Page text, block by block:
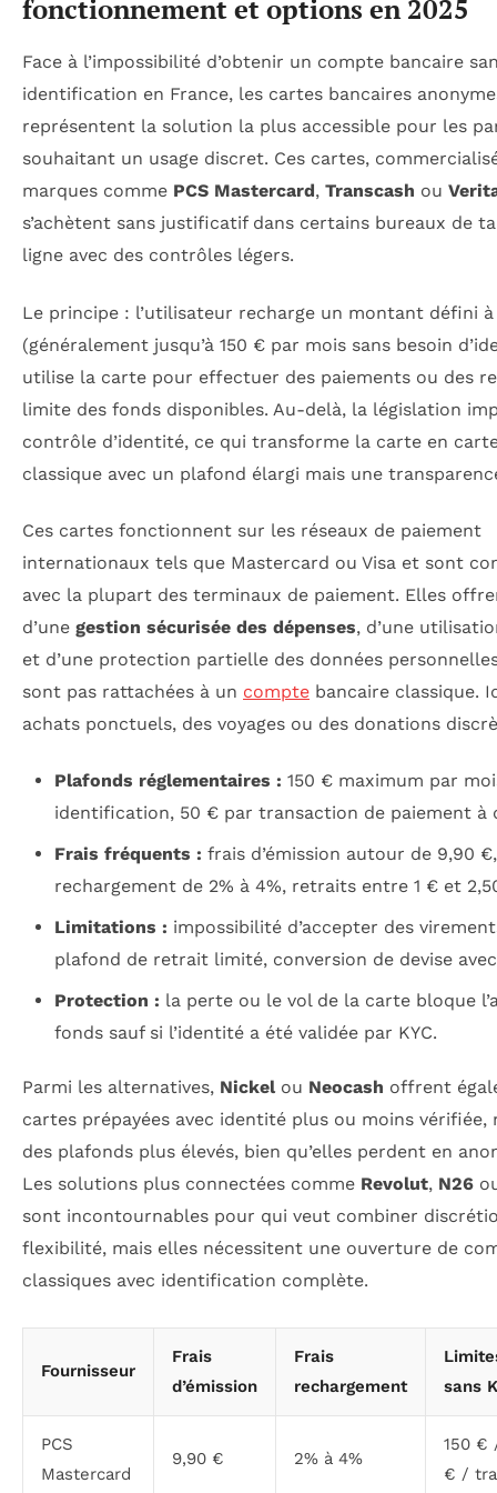
fonctionnement et options en 2025
Face à l’impossibilité d’obtenir un compte bancaire
identification en France, les cartes bancaires
représentent la solution la plus accessible pour les
souhaitant un usage discret. Ces cartes,
marques comme PCS Mastercard, Transcash ou
s’achètent sans justificatif dans certains bureaux de
ligne avec des contrôles légers.
Le principe : l’utilisateur recharge un montant défini à
(généralement jusqu’à 150 € par mois sans besoin
utilise la carte pour effectuer des paiements ou des
limite des fonds disponibles. Au-delà, la législation
contrôle d’identité, ce qui transforme la carte en
classique avec un plafond élargi mais une
Ces cartes fonctionnent sur les réseaux de paiement
internationaux tels que Mastercard ou Visa et sont
avec la plupart des terminaux de paiement. Elles
d’une gestion sécurisée des dépenses, d’une
et d’une protection partielle des données
sont pas rattachées à un compte bancaire classique.
achats ponctuels, des voyages ou des donations
Plafonds réglementaires : 150 € maximum par
identification, 50 € par transaction de paiement à
Frais fréquents : frais d’émission autour de 9,90
rechargement de 2% à 4%, retraits entre 1 € et
Limitations : impossibilité d’accepter des
plafond de retrait limité, conversion de devise
Protection : la perte ou le vol de la carte bloque
fonds sauf si l’identité a été validée par KYC.
Parmi les alternatives, Nickelou Neocash offrent
cartes prépayées avec identité plus ou moins vérifiée,
des plafonds plus élevés, bien qu’elles perdent en
Les solutions plus connectées comme Revolut, N26
sont incontournables pour qui veut combiner
flexibilité, mais elles nécessitent une ouverture de
classiques avec identification complète.
Fournisseur
Frais
d’émission
Frais
rechargement
sans
PCS
Mastercard
9,90 € 2% à 4%
150 €
€ /